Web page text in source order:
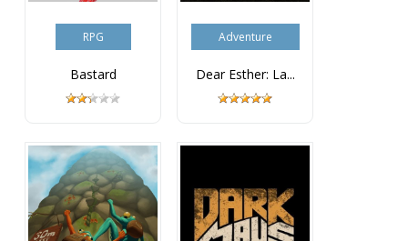
RPG
Bastard
Adventure
Dear Esther: La...